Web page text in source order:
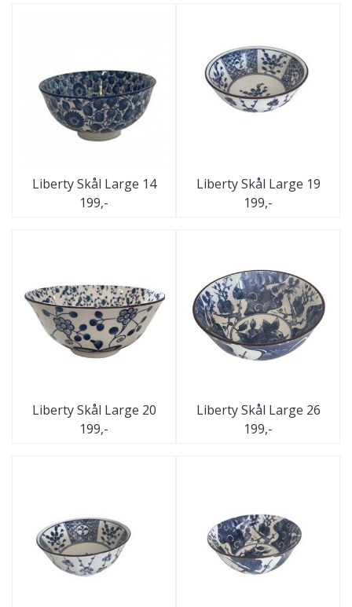
Liberty Skål Large 14
199,-
Liberty Skål Large 19
199,-
Liberty Skål Large 20
199,-
Liberty Skål Large 26
199,-